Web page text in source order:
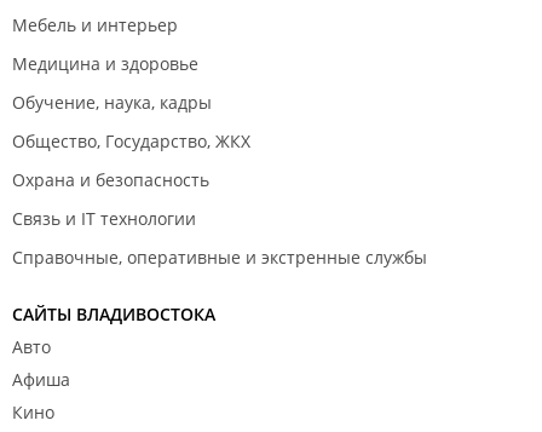
Мебель и интерьер
Медицина и здоровье
Обучение, наука, кадры
Общество, Государство, ЖКХ
Охрана и безопасность
Связь и IT технологии
Справочные, оперативные и экстренные службы
САЙТЫ ВЛАДИВОСТОКА
Авто
Афиша
Кино